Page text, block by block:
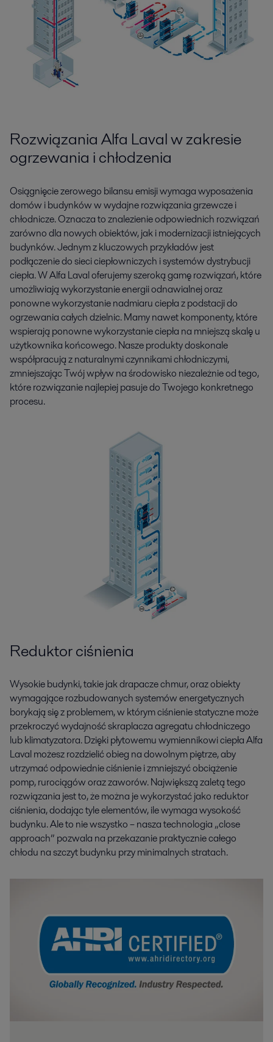
Rozwiązania Alfa Laval w zakresie
ogrzewania i chłodzenia
Osiągnięcie zerowego bilansu emisji wymaga wyposażenia
domów i budynków w wydajne rozwiązania grzewcze i
chłodnicze. Oznacza to znalezienie odpowiednich rozwiązań
zarówno dla nowych obiektów, jak i modernizacji istniejących
budynków. Jednym z kluczowych przykładów jest
podłączenie do sieci ciepłowniczych i systemów dystrybucji
ciepła. W Alfa Laval oferujemy szeroką gamę rozwiązań, które
umożliwiają wykorzystanie energii odnawialnej oraz
ponowne wykorzystanie nadmiaru ciepła z podstacji do
ogrzewania całych dzielnic. Mamy nawet komponenty, które
wspierają ponowne wykorzystanie ciepła na mniejszą skalę u
użytkownika końcowego. Nasze produkty doskonale
współpracują z naturalnymi czynnikami chłodniczymi,
zmniejszając Twój wpływ na środowisko niezależnie od tego,
które rozwiązanie najlepiej pasuje do Twojego konkretnego
procesu.
Reduktor ciśnienia
Wysokie budynki, takie jak drapacze chmur, oraz obiekty
wymagające rozbudowanych systemów energetycznych
borykają się z problemem, w którym ciśnienie statyczne może
przekroczyć wydajność skraplacza agregatu chłodniczego
lub klimatyzatora. Dzięki płytowemu wymiennikowi ciepła Alfa
Laval możesz rozdzielić obieg na dowolnym piętrze, aby
utrzymać odpowiednie ciśnienie i zmniejszyć obciążenie
pomp, rurociągów oraz zaworów. Największą zaletą tego
rozwiązania jest to, że można je wykorzystać jako reduktor
ciśnienia, dodając tyle elementów, ile wymaga wysokość
budynku. Ale to nie wszystko – nasza technologia „close
approach” pozwala na przekazanie praktycznie całego
chłodu na szczyt budynku przy minimalnych stratach.